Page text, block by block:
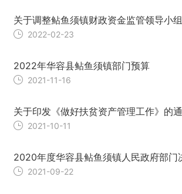
关于调整鲇鱼须镇财政资金监管领导小
2022-02-23
2022年华容县鲇鱼须镇部门预算
2021-11-16
关于印发《做好扶贫资产管理工作》的
2021-10-11
2020年度华容县鲇鱼须镇人民政府部门
2021-09-22